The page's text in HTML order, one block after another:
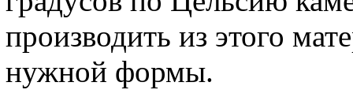
производить из этого
нужной формы.